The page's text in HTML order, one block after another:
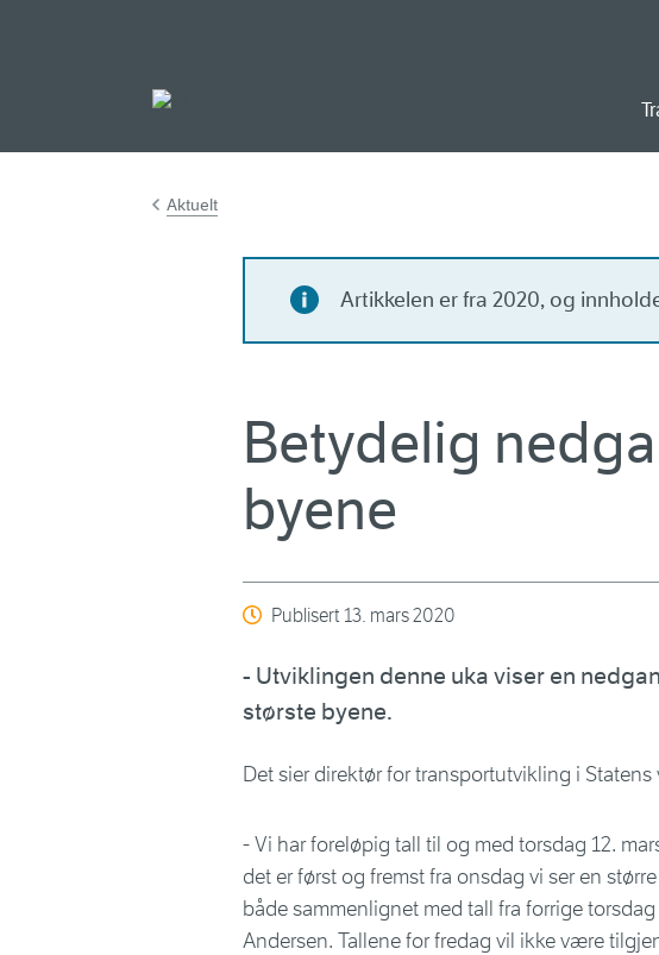
Aktuelt
Artikkelen er fra 2020, og
Betydelig
byene
Publisert13. mars 2020
- Utviklingen denne uka viser en
største byene.
Det sier direktør for transportutvikling i Statens
- Vi har foreløpig tall til og med torsdag 12.
det er først og fremst fra onsdag vi ser en
både sammenlignet med tall fra forrige
Andersen. Tallene for fredag vil ikke være